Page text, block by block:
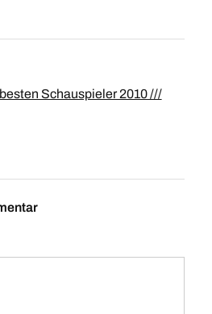
Schauspieler 2010 ///